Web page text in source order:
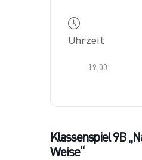
Uhrzeit
19:00
Klassenspiel 9B
Weise“